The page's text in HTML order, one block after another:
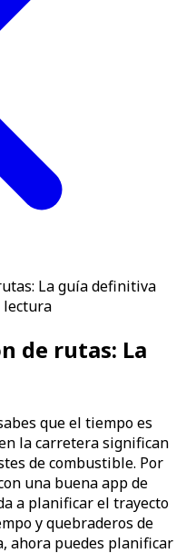
La guía definitiva
lectura
de rutas: La
que el tiempo es
la carretera significan
de combustible. Por
una buena app de
a planificar el trayecto
y quebraderos de
ahora puedes planificar